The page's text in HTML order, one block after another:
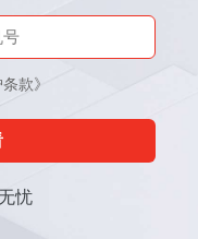
款》
忧